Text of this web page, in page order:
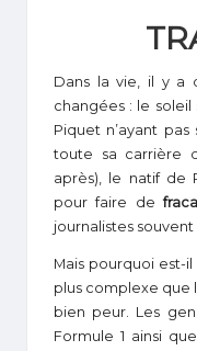
Dans la vie, il y a
changées : le soleil
Piquet n’ayant
toute sa carrière
après), le natif de
pour faire de
journalistes souvent
Mais pourquoi est-
plus complexe que
bien peur. Les
Formule 1 ainsi